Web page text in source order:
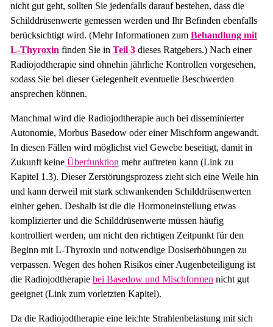
nicht gut geht, sollten Sie jedenfalls darauf bestehen, dass die
Schilddrüsenwerte gemessen werden und Ihr Befinden ebenfalls
berücksichtigt wird. (Mehr Informationen zum Behandlung mit
L-Thyroxin finden Sie in Teil 3dieses Ratgebers.) Nach einer
Radiojodtherapie sind ohnehin jährliche Kontrollen vorgesehen,
sodass Sie bei dieser Gelegenheit eventuelle Beschwerden
ansprechen können.
Manchmal wird die Radiojodtherapie auch bei disseminierter
Autonomie, Morbus Basedow oder einer Mischform angewandt.
In diesen Fällen wird möglichst viel Gewebe beseitigt, damit in
Zukunft keine Überfunktion mehr auftreten kann (Link zu
Kapitel 1.3). Dieser Zerstörungsprozess zieht sich eine Weile hin
und kann derweil mit stark schwankenden Schilddrüsenwerten
einher gehen. Deshalb ist die die Hormoneinstellung etwas
komplizierter und die Schilddrüsenwerte müssen häufig
kontrolliert werden, um nicht den richtigen Zeitpunkt für den
Beginn mit L-Thyroxin und notwendige Dosiserhöhungen zu
verpassen. Wegen des hohen Risikos einer Augenbeteiligung ist
die Radiojodtherapie bei Basedow und Mischformen nicht gut
geeignet (Link zum vorletzten Kapitel).
Da die Radiojodtherapie eine leichte Strahlenbelastung mit sich